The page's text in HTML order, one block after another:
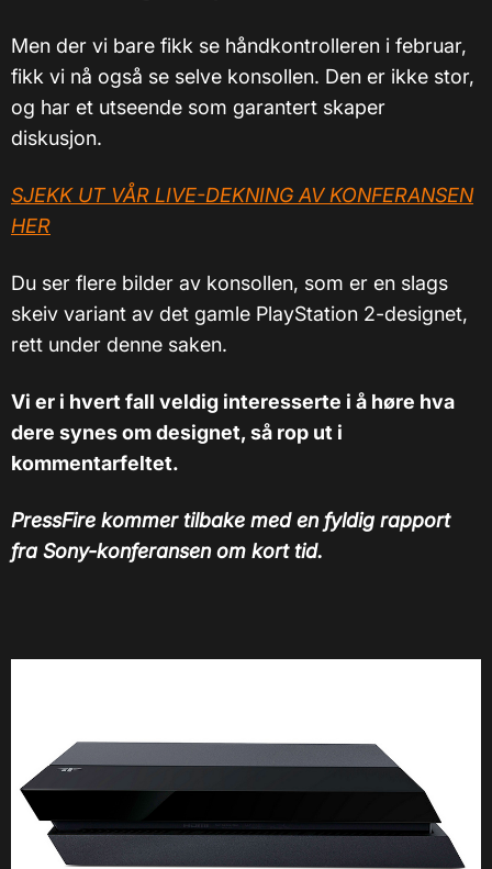
Men der vi bare fikk se håndkontrolleren i februar,
fikk vi nå også se selve konsollen. Den er ikke stor,
og har et utseende som garantert skaper
diskusjon.
SJEKK UT VÅR LIVE-DEKNING AV KONFERANSEN
HER
Du ser flere bilder av konsollen, som er en slags
skeiv variant av det gamle PlayStation 2-designet,
rett under denne saken.
Vi er i hvert fall veldig interesserte i å høre hva
dere synes om designet, så rop ut i
kommentarfeltet.
PressFire kommer tilbake med en fyldig rapport
fra Sony-konferansen om kort tid.